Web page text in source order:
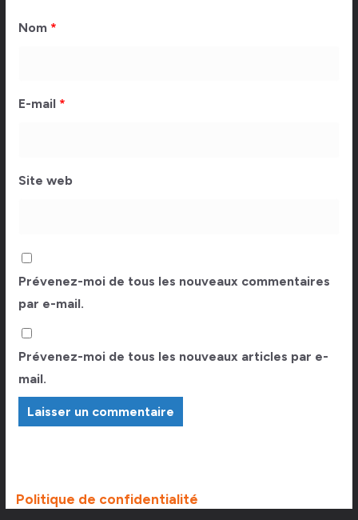
Nom *
E-mail *
Site web
Prévenez-moi de tous les nouveaux commentaires
par e-mail.
Prévenez-moi de tous les nouveaux articles par e-
mail.
Politique de confidentialité